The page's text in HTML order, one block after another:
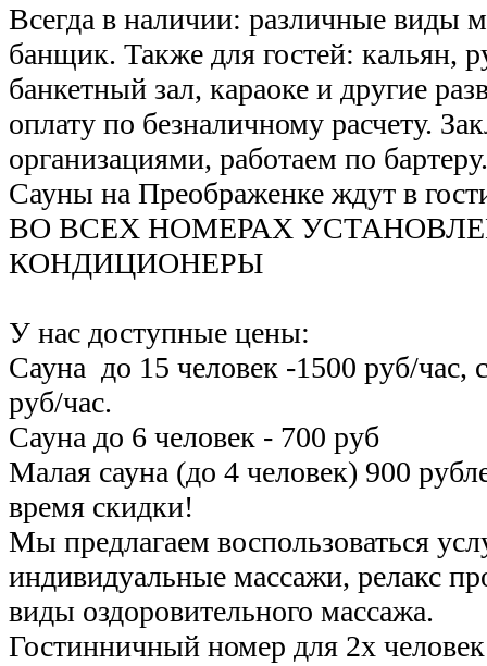
Всегда в наличии: различные виды
банщик. Также для гостей: кальян,
банкетный зал, караоке и другие
оплату по безналичному расчету.
организациями, работаем по бартеру.
Сауны на Преображенке ждут в
ВО ВСЕХ НОМЕРАХ
КОНДИЦИОНЕРЫ
У нас доступные цены:
Сауна до 15 человек -1500 руб/час,
руб/час.
Сауна до 6 человек - 700 руб
Малая сауна (до 4 человек) 900
время скидки!
Мы предлагаем воспользоваться
индивидуальные массажи, релакс
виды оздоровительного массажа.
Гостинничный номер для 2х